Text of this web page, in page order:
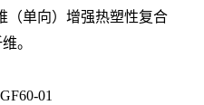
（单向）增强热塑性复合
。
01